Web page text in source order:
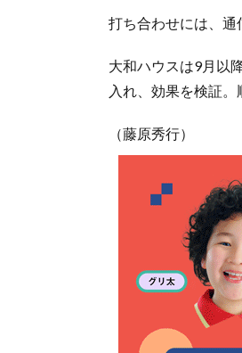
打ち合わせには、通
大和ハウスは9月以
入れ、効果を検証。
（藤原秀行）